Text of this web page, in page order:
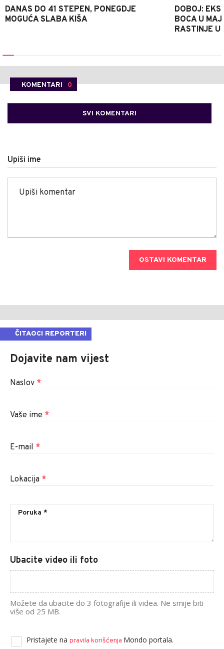
DANAS DO 41 STEPEN, PONEGDJE
MOGUĆA SLABA KIŠA
DOBOJ:
BOCA U
RASTINJE U
KOMENTARI 0
SVI KOMENTARI
Upiši ime
OSTAVI KOMENTAR
ČITAOCI REPORTERI
Dojavite nam vijest
Naslov *
Vaše ime *
E-mail *
Lokacija *
Ubacite video ili foto
Možete da ubacite do 3 fotografije ili videa. Ne smije biti
više od 25 MB.
Pristajete na pravila korišćenja Mondo portala.